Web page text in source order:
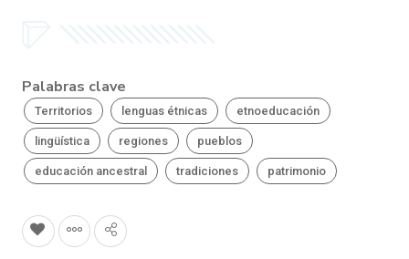
Palabras clave
Territorios lenguas étnicas etnoeducación
lingüística regiones pueblos
educación ancestral tradiciones patrimonio